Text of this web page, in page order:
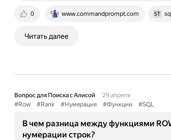
0 www.commandprompt.com
Читать далее
Вопрос для Поиска с Алисой
29 апреля
#Row
#Rank #Нумерация #Функции #SQL
В чем разница между функциями
нумерации строк?